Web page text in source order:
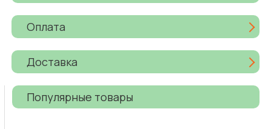
Оплата
Доставка
Популярные товары